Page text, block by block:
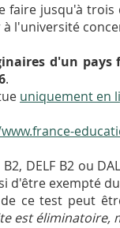
faire jusqu'à
l'université
d'un pays
.
uniquement en
DELF B2 ou
d'être exempté
ce test peut
est éliminatoire,